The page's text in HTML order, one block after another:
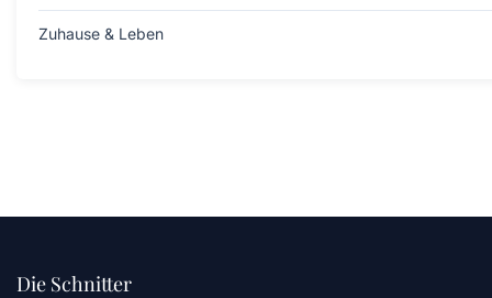
Zuhause & Leben
Die Schnitter